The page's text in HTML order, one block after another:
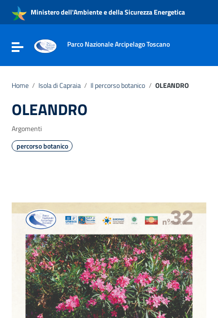
Vai al menu di navigazione
Vai al footer
Ministero dell'Ambiente e della Sicurezza Energetica
Attiva / disattiva la navigazione
Parco Nazionale Arcipelago Toscano
Home / Isola di Capraia / Il percorso botanico / OLEANDRO
OLEANDRO
Argomenti
percorso botanico